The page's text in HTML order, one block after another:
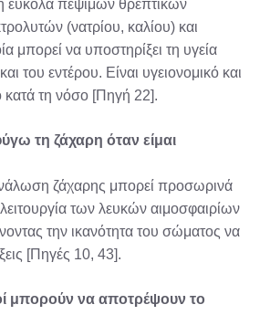
εύκολα πέψιμων θρεπτικών
(νατρίου, καλίου) και
μπορεί να υποστηρίξει τη υγεία
του εντέρου. Είναι υγειονομικό και
κατά τη νόσο [Πηγή 22].
τη ζάχαρη όταν είμαι
ζάχαρης μπορεί προσωρινά
λειτουργία των λευκών αιμοσφαιρίων
την ικανότητα του σώματος να
[Πηγές 10, 43].
μπορούν να αποτρέψουν το